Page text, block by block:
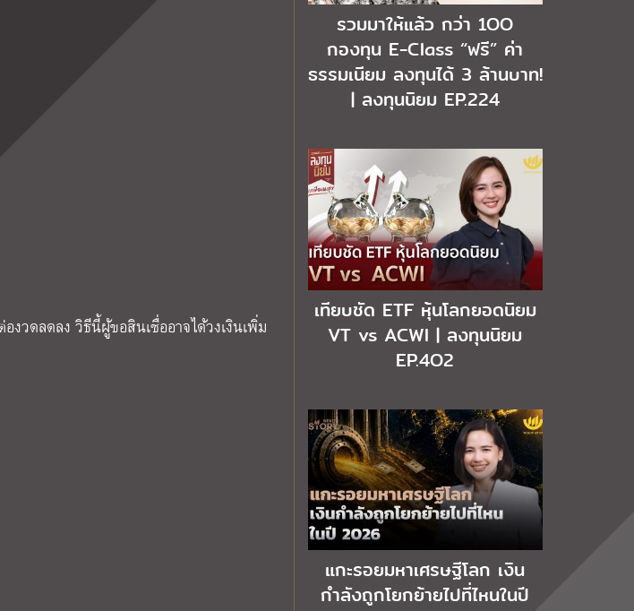
วดลดลง วิธีนี้ผู้ขอสินเชื่ออาจได้วงเงินเพิ่ม
รวมมาให้แล้ว กว่า 1OO
กองทุน E-Class “ฟรี” ค่า
ธรรมเนียม ลงทุนได้ 3 ล้านบาท!
| ลงทุนนิยม EP.224
เทียบชัด ETF หุ้นโลกยอดนิยม
VT vs ACWI | ลงทุนนิยม
EP.4O2
แกะรอยมหาเศรษฐีโลก เงิน
กำลังถูกโยกย้ายไปที่ไหนในปี